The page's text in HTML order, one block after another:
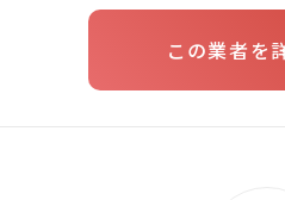
この業者を